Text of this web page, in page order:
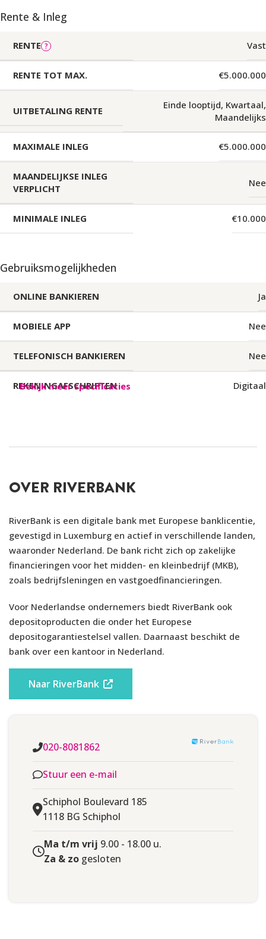
Rente & Inleg
RENTE Vast
RENTE TOT MAX. €5.000.000
UITBETALING RENTE Einde looptijd, Kwartaal,
Maandelijks
MAXIMALE INLEG €5.000.000
MAANDELIJKSE INLEG
VERPLICHT
Nee
MINIMALE INLEG €10.000
Gebruiksmogelijkheden
ONLINE BANKIEREN Ja
MOBIELE APP Nee
TELEFONISCH BANKIEREN Nee
REKENINGAFSCHRIFTEN Digitaal
TUSSENTIJDS OPNEMEN Niet mogelijk
Bankinformatie
DEPOSITOGARANTIESTELSEL
Luxemburgs
LAND VAN HERKOMST Luxemburg (AAA)
OPGERICHT
LEEFTIJD
IDENTITEITSCONTROLE
WOONACHTIG
Bekijk meer specificaties
OVER RIVERBANK
RiverBank is een digitale bank met Europese banklicentie,
gevestigd in Luxemburg en actief in verschillende landen,
waaronder Nederland. De bank richt zich op zakelijke
financieringen voor het midden- en kleinbedrijf (MKB),
zoals bedrijfsleningen en vastgoedfinancieringen.
Voor Nederlandse ondernemers biedt RiverBank ook
depositoproducten die onder het Europese
depositogarantiestelsel vallen. Daarnaast beschikt de
bank over een kantoor in Nederland.
Naar RiverBank
020-8081862
Stuur een e-mail
Schiphol Boulevard 185
1118 BG Schiphol
Ma t/m vrij 9.00 - 18.00 u.
Za & zo gesloten